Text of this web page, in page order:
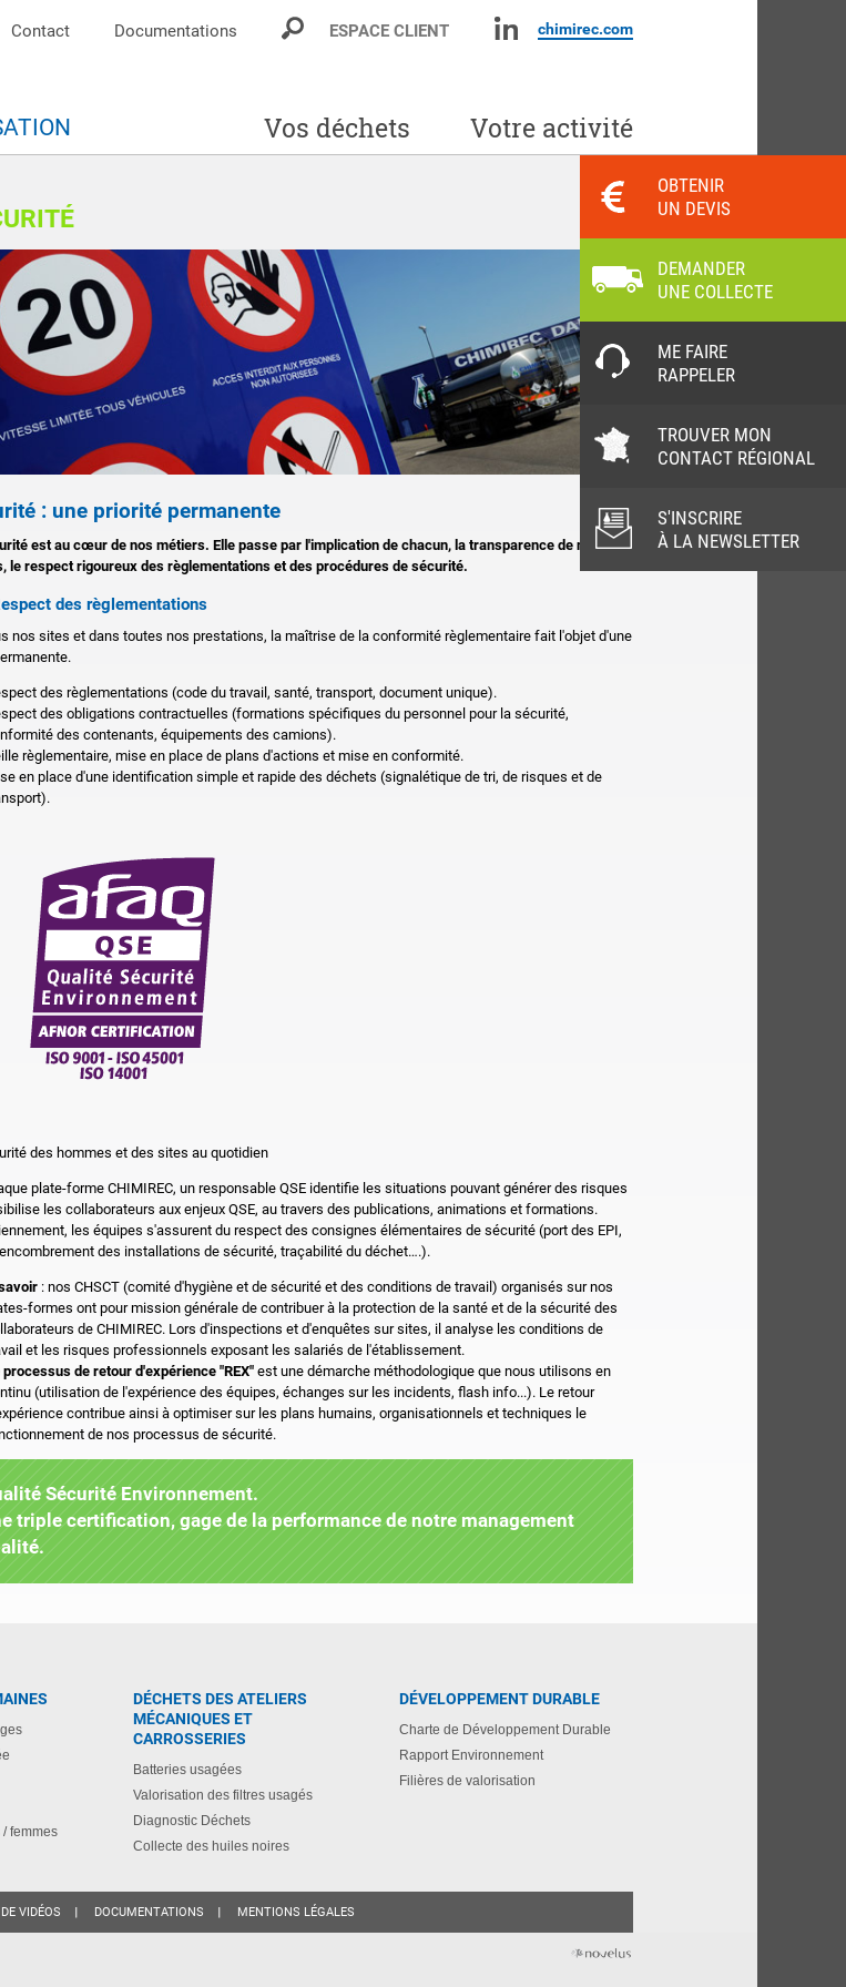
: une priorité permanente
est au cœur de nos métiers. Elle passe par l'implication de chacun, la transparence de nos
le respect rigoureux des règlementations et des procédures de sécurité.
des règlementations
nos sites et dans toutes nos prestations, la maîtrise de la conformité règlementaire fait l'objet d'une
des règlementations (code du travail, santé, transport, document unique).
des obligations contractuelles (formations spécifiques du personnel pour la sécurité,
des contenants, équipements des camions).
règlementaire, mise en place de plans d'actions et mise en conformité.
en place d'une identification simple et rapide des déchets (signalétique de tri, de risques et de
des hommes et des sites au quotidien
plate-forme CHIMIREC, un responsable QSE identifie les situations pouvant générer des risques
les collaborateurs aux enjeux QSE, au travers des publications, animations et formations.
les équipes s'assurent du respect des consignes élémentaires de sécurité (port des EPI,
des installations de sécurité, traçabilité du déchet….).
: nos CHSCT (comité d'hygiène et de sécurité et des conditions de travail) organisés sur nos
formes ont pour mission générale de contribuer à la protection de la santé et de la sécurité des
de CHIMIREC. Lors d'inspections et d'enquêtes sur sites, il analyse les conditions de
et les risques professionnels exposant les salariés de l'établissement.
processus de retour d'expérience "REX"est une démarche méthodologique que nous utilisons en
(utilisation de l'expérience des équipes, échanges sur les incidents, flash info...). Le retour
contribue ainsi à optimiser sur les plans humains, organisationnels et techniques le
de nos processus de sécurité.
Sécurité Environnement.
triple certification, gage de la performance de notre management
Contact Documentations ESPACE CLIENT chimirec.com
Vos déchets Votre activité
/ femmes
DÉCHETS DES ATELIERS
MÉCANIQUES ET
CARROSSERIES
Batteries usagées
Valorisation des filtres usagés
Diagnostic Déchets
Collecte des huiles noires
DÉVELOPPEMENT DURABLE
Charte de Développement Durable
Rapport Environnement
Filières de valorisation
VIDÉOS DOCUMENTATIONS MENTIONS LÉGALES
OBTENIR
UN DEVIS
DEMANDER
UNE COLLECTE
ME FAIRE
RAPPELER
TROUVER MON
CONTACT RÉGIONAL
S'INSCRIRE
À LA NEWSLETTER